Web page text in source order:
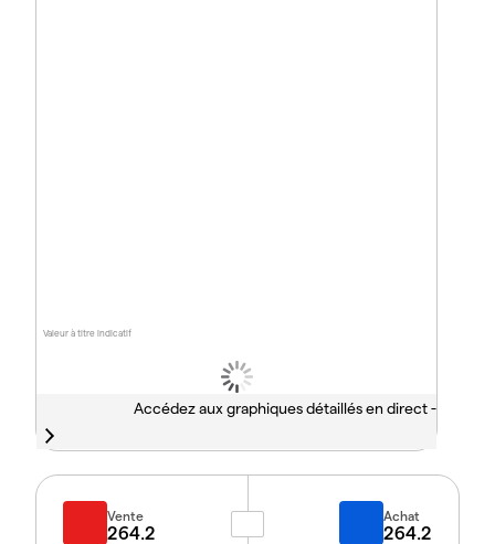
Valeur à titre indicatif
Accédez aux graphiques détaillés en direct -
Vente
264.2
Achat
264.2